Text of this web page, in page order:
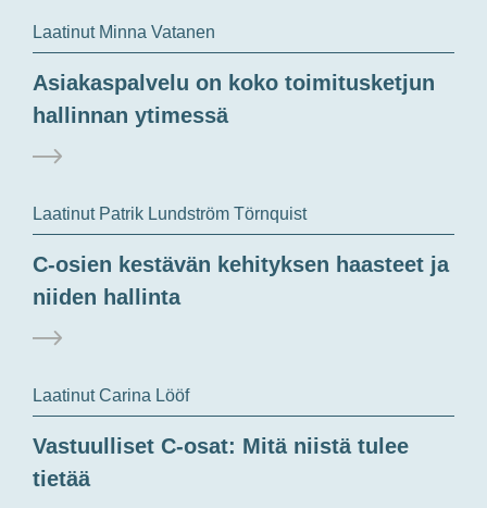
Laatinut Minna Vatanen
Asiakaspalvelu on koko toimitusketjun
hallinnan ytimessä
Laatinut Patrik Lundström Törnquist
C-osien kestävän kehityksen haasteet ja
niiden hallinta
Laatinut Carina Lööf
Vastuulliset C-osat: Mitä niistä tulee
tietää